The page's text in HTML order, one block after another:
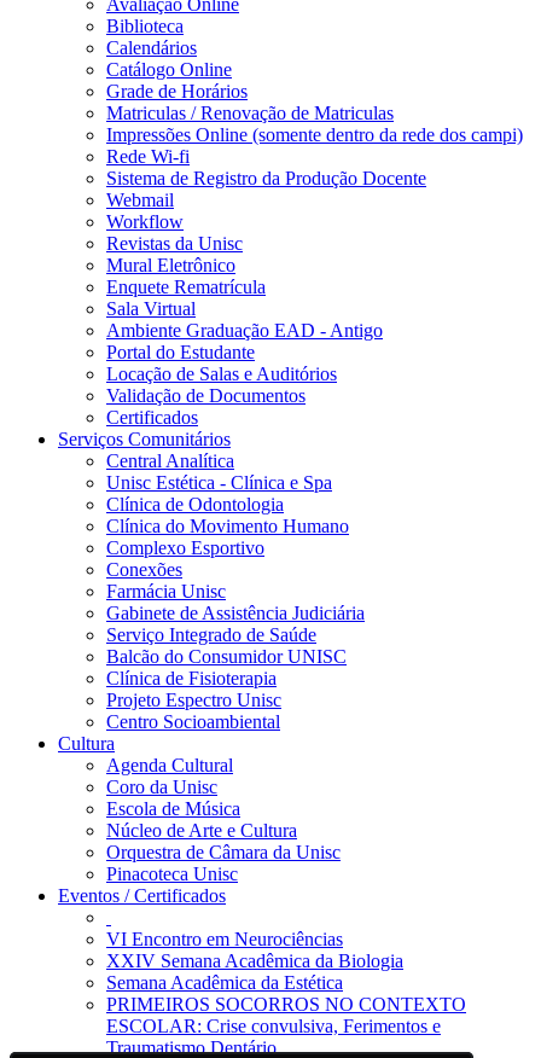
Avaliação Online
Biblioteca
Calendários
Catálogo Online
Grade de Horários
Matriculas / Renovação de Matriculas
Impressões Online (somente dentro da rede dos campi)
Rede Wi-fi
Sistema de Registro da Produção Docente
Webmail
Workflow
Revistas da Unisc
Mural Eletrônico
Enquete Rematrícula
Sala Virtual
Ambiente Graduação EAD - Antigo
Portal do Estudante
Locação de Salas e Auditórios
Validação de Documentos
Certificados
Serviços Comunitários
Central Analítica
Unisc Estética - Clínica e Spa
Clínica de Odontologia
Clínica do Movimento Humano
Complexo Esportivo
Conexões
Farmácia Unisc
Gabinete de Assistência Judiciária
Serviço Integrado de Saúde
Balcão do Consumidor UNISC
Clínica de Fisioterapia
Projeto Espectro Unisc
Centro Socioambiental
Cultura
Agenda Cultural
Coro da Unisc
Escola de Música
Núcleo de Arte e Cultura
Orquestra de Câmara da Unisc
Pinacoteca Unisc
Eventos / Certificados
VI Encontro em Neurociências
XXIV Semana Acadêmica da Biologia
Semana Acadêmica da Estética
PRIMEIROS SOCORROS NO CONTEXTO
ESCOLAR: Crise convulsiva, Ferimentos e
Traumatismo Dentário